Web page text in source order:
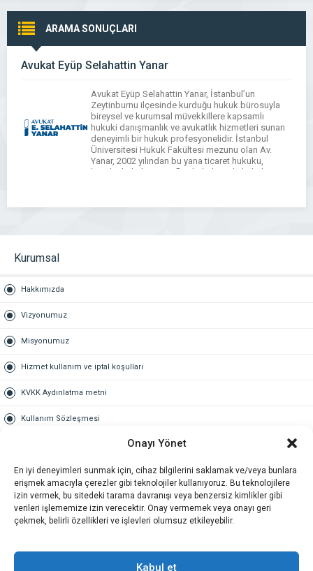
Onayı Yönet
En iyi deneyimleri sunmak için, cihaz bilgilerini saklamak ve/veya bunlara
erişmek amacıyla çerezler gibi teknolojiler kullanıyoruz. Bu teknolojilere
izin vermek, bu sitedeki tarama davranışı veya benzersiz kimlikler gibi
verileri işlememize izin verecektir. Onay vermemek veya onayı geri
çekmek, belirli özellikleri ve işlevleri olumsuz etkileyebilir.
Kabul et
ARAMA SONUÇLARI
Avukat Eyüp Selahattin Yanar
Avukat Eyüp Selahattin Yanar, İstanbul’un
Zeytinburnu ilçesinde kurduğu hukuk bürosuyla
bireysel ve kurumsal müvekkillere kapsamlı
hukuki danışmanlık ve avukatlık hizmetleri sunan
deneyimli bir hukuk profesyonelidir. İstanbul
Üniversitesi Hukuk Fakültesi mezunu olan Av.
Yanar, 2002 yılından bu yana ticaret hukuku,
borçlar hukuku, icra-iflas hukuku, aile hukuku,
Kurumsal
Hakkımızda
Vizyonumuz
Misyonumuz
Hizmet kullanım ve iptal koşulları
KVKK Aydınlatma metni
Kullanım Sözleşmesi
Gold üyelik nedir
Kariyer